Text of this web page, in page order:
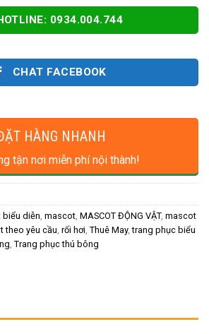
0934.004.744
CHAT FACEBOOK
HÀNG NHANH
tận nơi miễn phí nội thành!
biểu diễn, mascot, MASCOT ĐỘNG VẬT, mascot
theo yêu cầu, rối hơi, Thuê May,trang phục biểu
, Trang phục thú bông